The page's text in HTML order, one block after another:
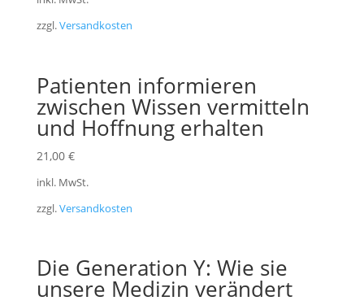
zzgl.Versandkosten
Patienten informieren
zwischen Wissen vermitteln
und Hoffnung erhalten
21,00 €
inkl. MwSt.
zzgl.Versandkosten
Die Generation Y: Wie sie
unsere Medizin verändert